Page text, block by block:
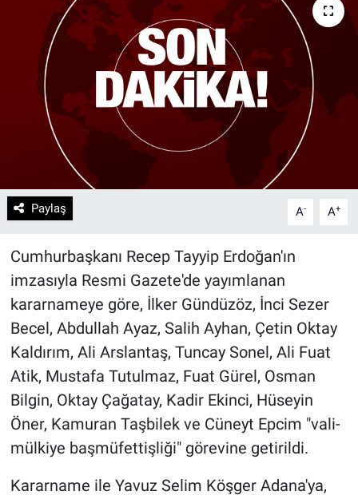
Paylaş A- A+
Cumhurbaşkanı Recep Tayyip Erdoğan'ın
imzasıyla Resmi Gazete'de yayımlanan
kararnameye göre, İlker Gündüzöz, İnci Sezer
Becel, Abdullah Ayaz, Salih Ayhan, Çetin Oktay
Kaldırım, Ali Arslantaş, Tuncay Sonel, Ali Fuat
Atik, Mustafa Tutulmaz, Fuat Gürel, Osman
Bilgin, Oktay Çağatay, Kadir Ekinci, Hüseyin
Öner, Kamuran Taşbilek ve Cüneyt Epcim "vali-
mülkiye başmüfettişliği" görevine getirildi.
Kararname ile Yavuz Selim Köşger Adana'ya,